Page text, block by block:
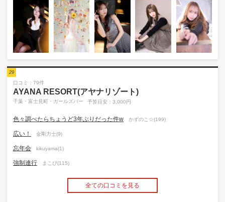
29
口コミ：79件
AYANA RESORT(アヤナリゾート)
千葉・富士見町・ガールズバー 予算目安：3,000円
色々調べたらちょうど3年ぶりだった件w かずのこ☆(199)
広い！ 金剛力士(9)
忘年会 kikuyama(1)
強制連行 まこぴ(115)
全ての口コミを見る